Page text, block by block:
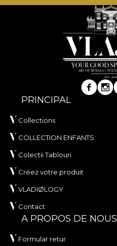
PRINCIPAL
Collections
COLLECTION ENFANTS
Colectii Tablouri
Créez votre produit
VLADIØLOGY
Contact
A PROPOS DE NOUS
Formular retur